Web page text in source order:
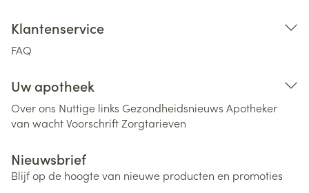
Klantenservice
FAQ
Uw apotheek
Over ons Nuttige links Gezondheidsnieuws Apotheker
van wachtVoorschriftZorgtarieven
Nieuwsbrief
Blijf op de hoogte van nieuwe producten en promoties